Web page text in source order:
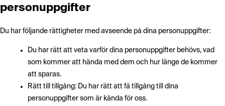
personuppgifter
Du har följande rättigheter med avseende på dina personuppgifter:
Du har rätt att veta varför dina personuppgifter behövs, vad
som kommer att hända med dem och hur länge de kommer
att sparas.
Rätt till tillgång: Du har rätt att få tillgång till dina
personuppgifter som är kända för oss.